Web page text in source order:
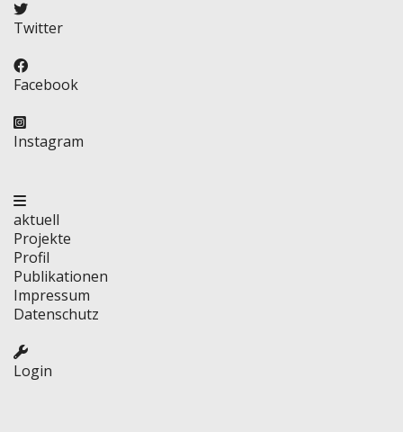
Twitter
Facebook
Instagram
aktuell
Projekte
Profil
Publikationen
Impressum
Datenschutz
Login